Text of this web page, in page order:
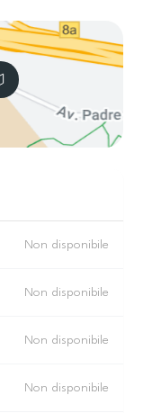
Non disponibile
Non disponibile
Non disponibile
Non disponibile